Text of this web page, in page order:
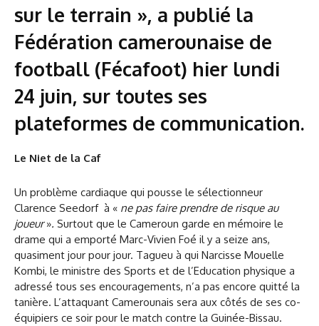
sur le terrain », a publié la
Fédération camerounaise de
football (Fécafoot) hier lundi
24 juin, sur toutes ses
plateformes de communication.
Le Niet de la Caf
Un problème cardiaque qui pousse le sélectionneur
Clarence Seedorf à « ne pas faire prendre de risque au
joueur». Surtout que le Cameroun garde en mémoire le
drame qui a emporté Marc-Vivien Foé il y a seize ans,
quasiment jour pour jour. Tagueu à qui Narcisse Mouelle
Kombi, le ministre des Sports et de l’Education physique a
adressé tous ses encouragements, n’a pas encore quitté la
tanière. L’attaquant Camerounais sera aux côtés de ses co-
équipiers ce soir pour le match contre la Guinée-Bissau.